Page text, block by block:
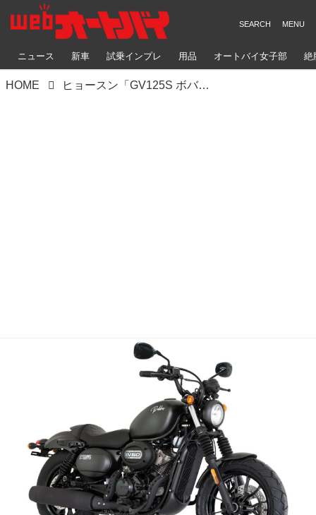
ニュース 新車 試乗インプレ 用品 オートバイ女子部 絶
HOME ヒョースン「GV125S ボバー」【1分で読める 原付二種解説 2025年現行モデル】